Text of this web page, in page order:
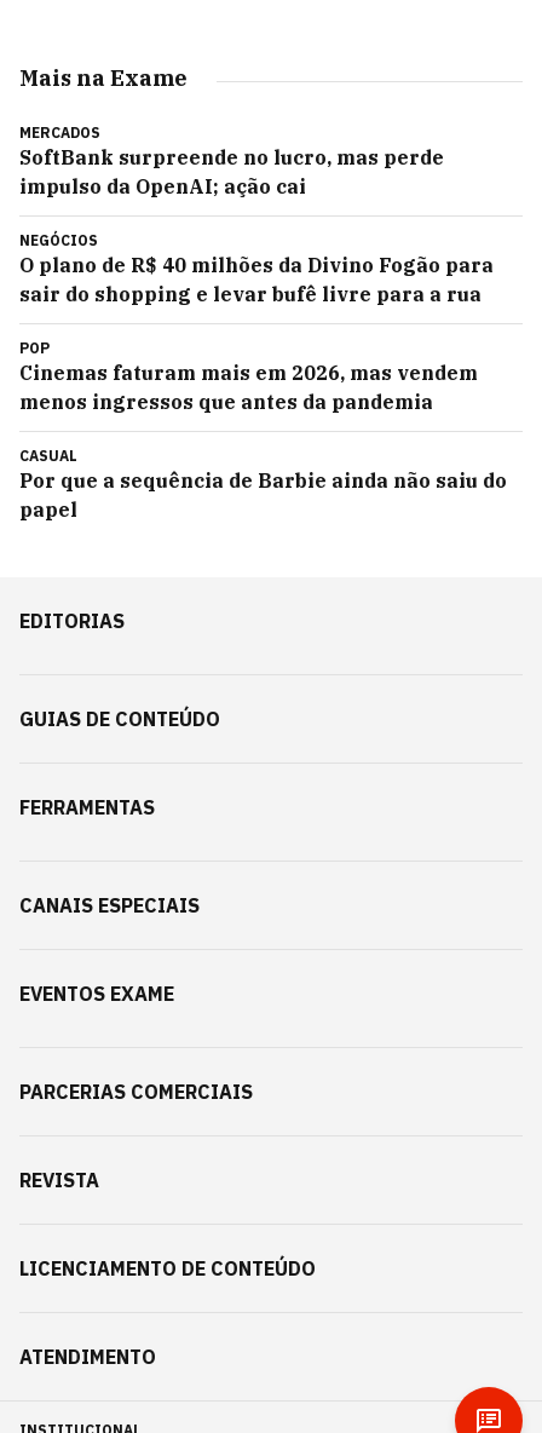
Mais na Exame
MERCADOS
SoftBank surpreende no lucro, mas perde
impulso da OpenAI; ação cai
NEGÓCIOS
O plano de R$ 40 milhões da Divino Fogão para
sair do shopping e levar bufê livre para a rua
POP
Cinemas faturam mais em 2026, mas vendem
menos ingressos que antes da pandemia
CASUAL
Por que a sequência de Barbie ainda não saiu do
papel
EDITORIAS
GUIAS DE CONTEÚDO
FERRAMENTAS
CANAIS ESPECIAIS
EVENTOS EXAME
PARCERIAS COMERCIAIS
REVISTA
LICENCIAMENTO DE CONTEÚDO
ATENDIMENTO